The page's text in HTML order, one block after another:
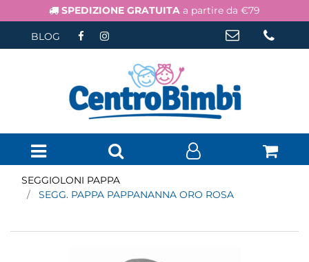
SPEDIZIONE GRATUITA a partire da €79
BLOG
Open menu
SEGGIOLONI PAPPA
SEGG. PAPPA PAPPANANNA ORO ROSA